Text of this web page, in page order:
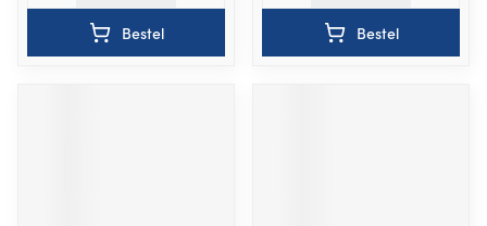
Bestel Bestel